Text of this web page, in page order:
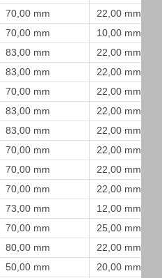
70,00 mm
22,00 mm
70,00 mm
10,00 mm
83,00 mm
22,00 mm
83,00 mm
22,00 mm
70,00 mm
22,00 mm
83,00 mm
22,00 mm
83,00 mm
22,00 mm
70,00 mm
22,00 mm
70,00 mm
22,00 mm
70,00 mm
22,00 mm
73,00 mm
12,00 mm
70,00 mm
25,00 mm
80,00 mm
22,00 mm
50,00 mm
20,00 mm